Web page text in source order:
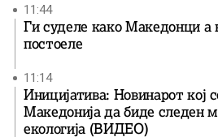
11:44
Ги суделе како Македонци а
постоеле
11:14
Иницијатива: Новинарот кој
Македонија да биде следен
екологија (ВИДЕО)